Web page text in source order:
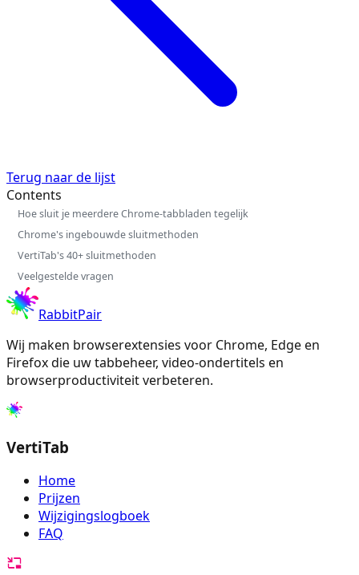
Terug naar de lijst
Contents
Hoe sluit je meerdere Chrome-tabbladen tegelijk
Chrome's ingebouwde sluitmethoden
VertiTab's 40+ sluitmethoden
Veelgestelde vragen
RabbitPair
Wij maken browserextensies voor Chrome, Edge en
Firefox die uw tabbeheer, video-ondertitels en
browserproductiviteit verbeteren.
VertiTab
Home
Prijzen
Wijzigingslogboek
FAQ